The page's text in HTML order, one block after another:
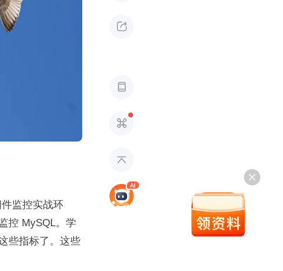
监控实战环
控 MySQL。学
些指标了。这些



